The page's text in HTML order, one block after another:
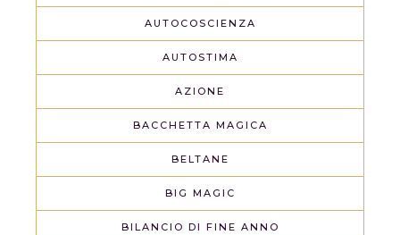
AUTOCOSCIENZA
AUTOSTIMA
AZIONE
BACCHETTA MAGICA
BELTANE
BIG MAGIC
BILANCIO DI FINE ANNO